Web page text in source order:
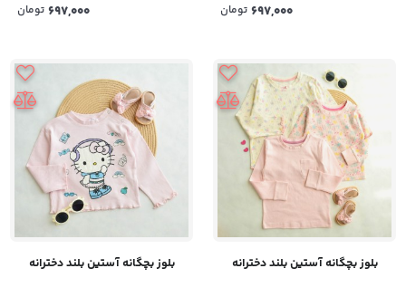
697,000 تومان 697,000 تومان
بلوز بچگانه آستین بلند دخترانه بلوز بچگانه آستین بلند دخترانه